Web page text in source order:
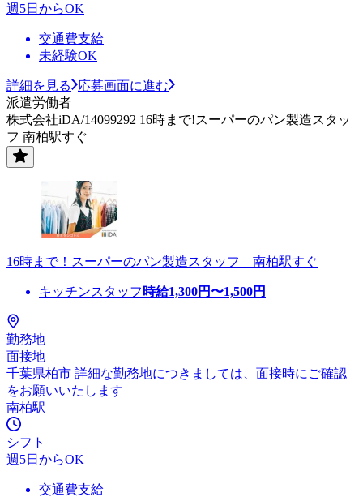
週5日からOK
交通費支給
未経験OK
詳細を見る
応募画面に進む
派遣労働者
株式会社iDA/14099292 16時まで!スーパーのパン製造スタッ
フ 南柏駅すぐ
16時まで！スーパーのパン製造スタッフ 南柏駅すぐ
キッチンスタッフ 時給1,300円〜1,500円
勤務地
面接地
千葉県柏市 詳細な勤務地につきましては、面接時にご確認
をお願いいたします
南柏駅
シフト
週5日からOK
交通費支給